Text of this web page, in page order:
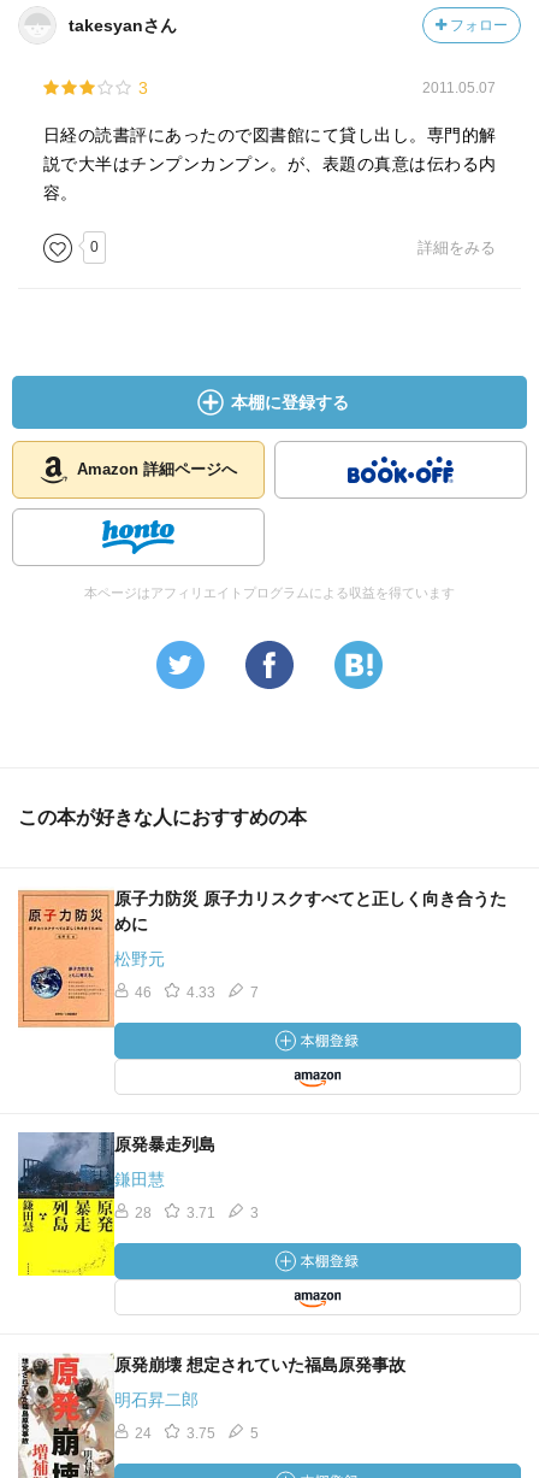
takesyanさん フォロー
3 2011.05.07
日経の読書評にあったので図書館にて貸し出し。専門的解
説で大半はチンプンカンプン。が、表題の真意は伝わる内
容。
0 詳細をみる
本棚に登録する
Amazon 詳細ページへ
本ページはアフィリエイトプログラムによる収益を得ています
この本が好きな人におすすめの本
原子力防災 原子力リスクすべてと正しく向き合うた
めに
松野元
46 4.33 7
原発暴走列島
鎌田慧
28 3.71 3
原発崩壊 想定されていた福島原発事故
明石昇二郎
24 3.75 5